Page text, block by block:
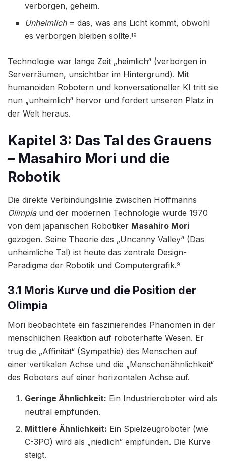
verborgen, geheim.
Unheimlich= das, was ans Licht kommt, obwohl
es verborgen bleiben sollte.19
Technologie war lange Zeit „heimlich“ (verborgen in
Serverräumen, unsichtbar im Hintergrund). Mit
humanoiden Robotern und konversationeller KI tritt sie
nun „unheimlich“ hervor und fordert unseren Platz in
der Welt heraus.
Kapitel 3: Das Tal des Grauens
– Masahiro Mori und die
Robotik
Die direkte Verbindungslinie zwischen Hoffmanns
Olimpiaund der modernen Technologie wurde 1970
von dem japanischen Robotiker Masahiro Mori
gezogen. Seine Theorie des „Uncanny Valley“ (Das
unheimliche Tal) ist heute das zentrale Design-
Paradigma der Robotik und Computergrafik.9
3.1 Moris Kurve und die Position der
Olimpia
Mori beobachtete ein faszinierendes Phänomen in der
menschlichen Reaktion auf roboterhafte Wesen. Er
trug die „Affinität“ (Sympathie) des Menschen auf
einer vertikalen Achse und die „Menschenähnlichkeit“
des Roboters auf einer horizontalen Achse auf.
Geringe Ähnlichkeit: Ein Industrieroboter wird als
neutral empfunden.
Mittlere Ähnlichkeit: Ein Spielzeugroboter (wie
C-3PO) wird als „niedlich“ empfunden. Die Kurve
steigt.